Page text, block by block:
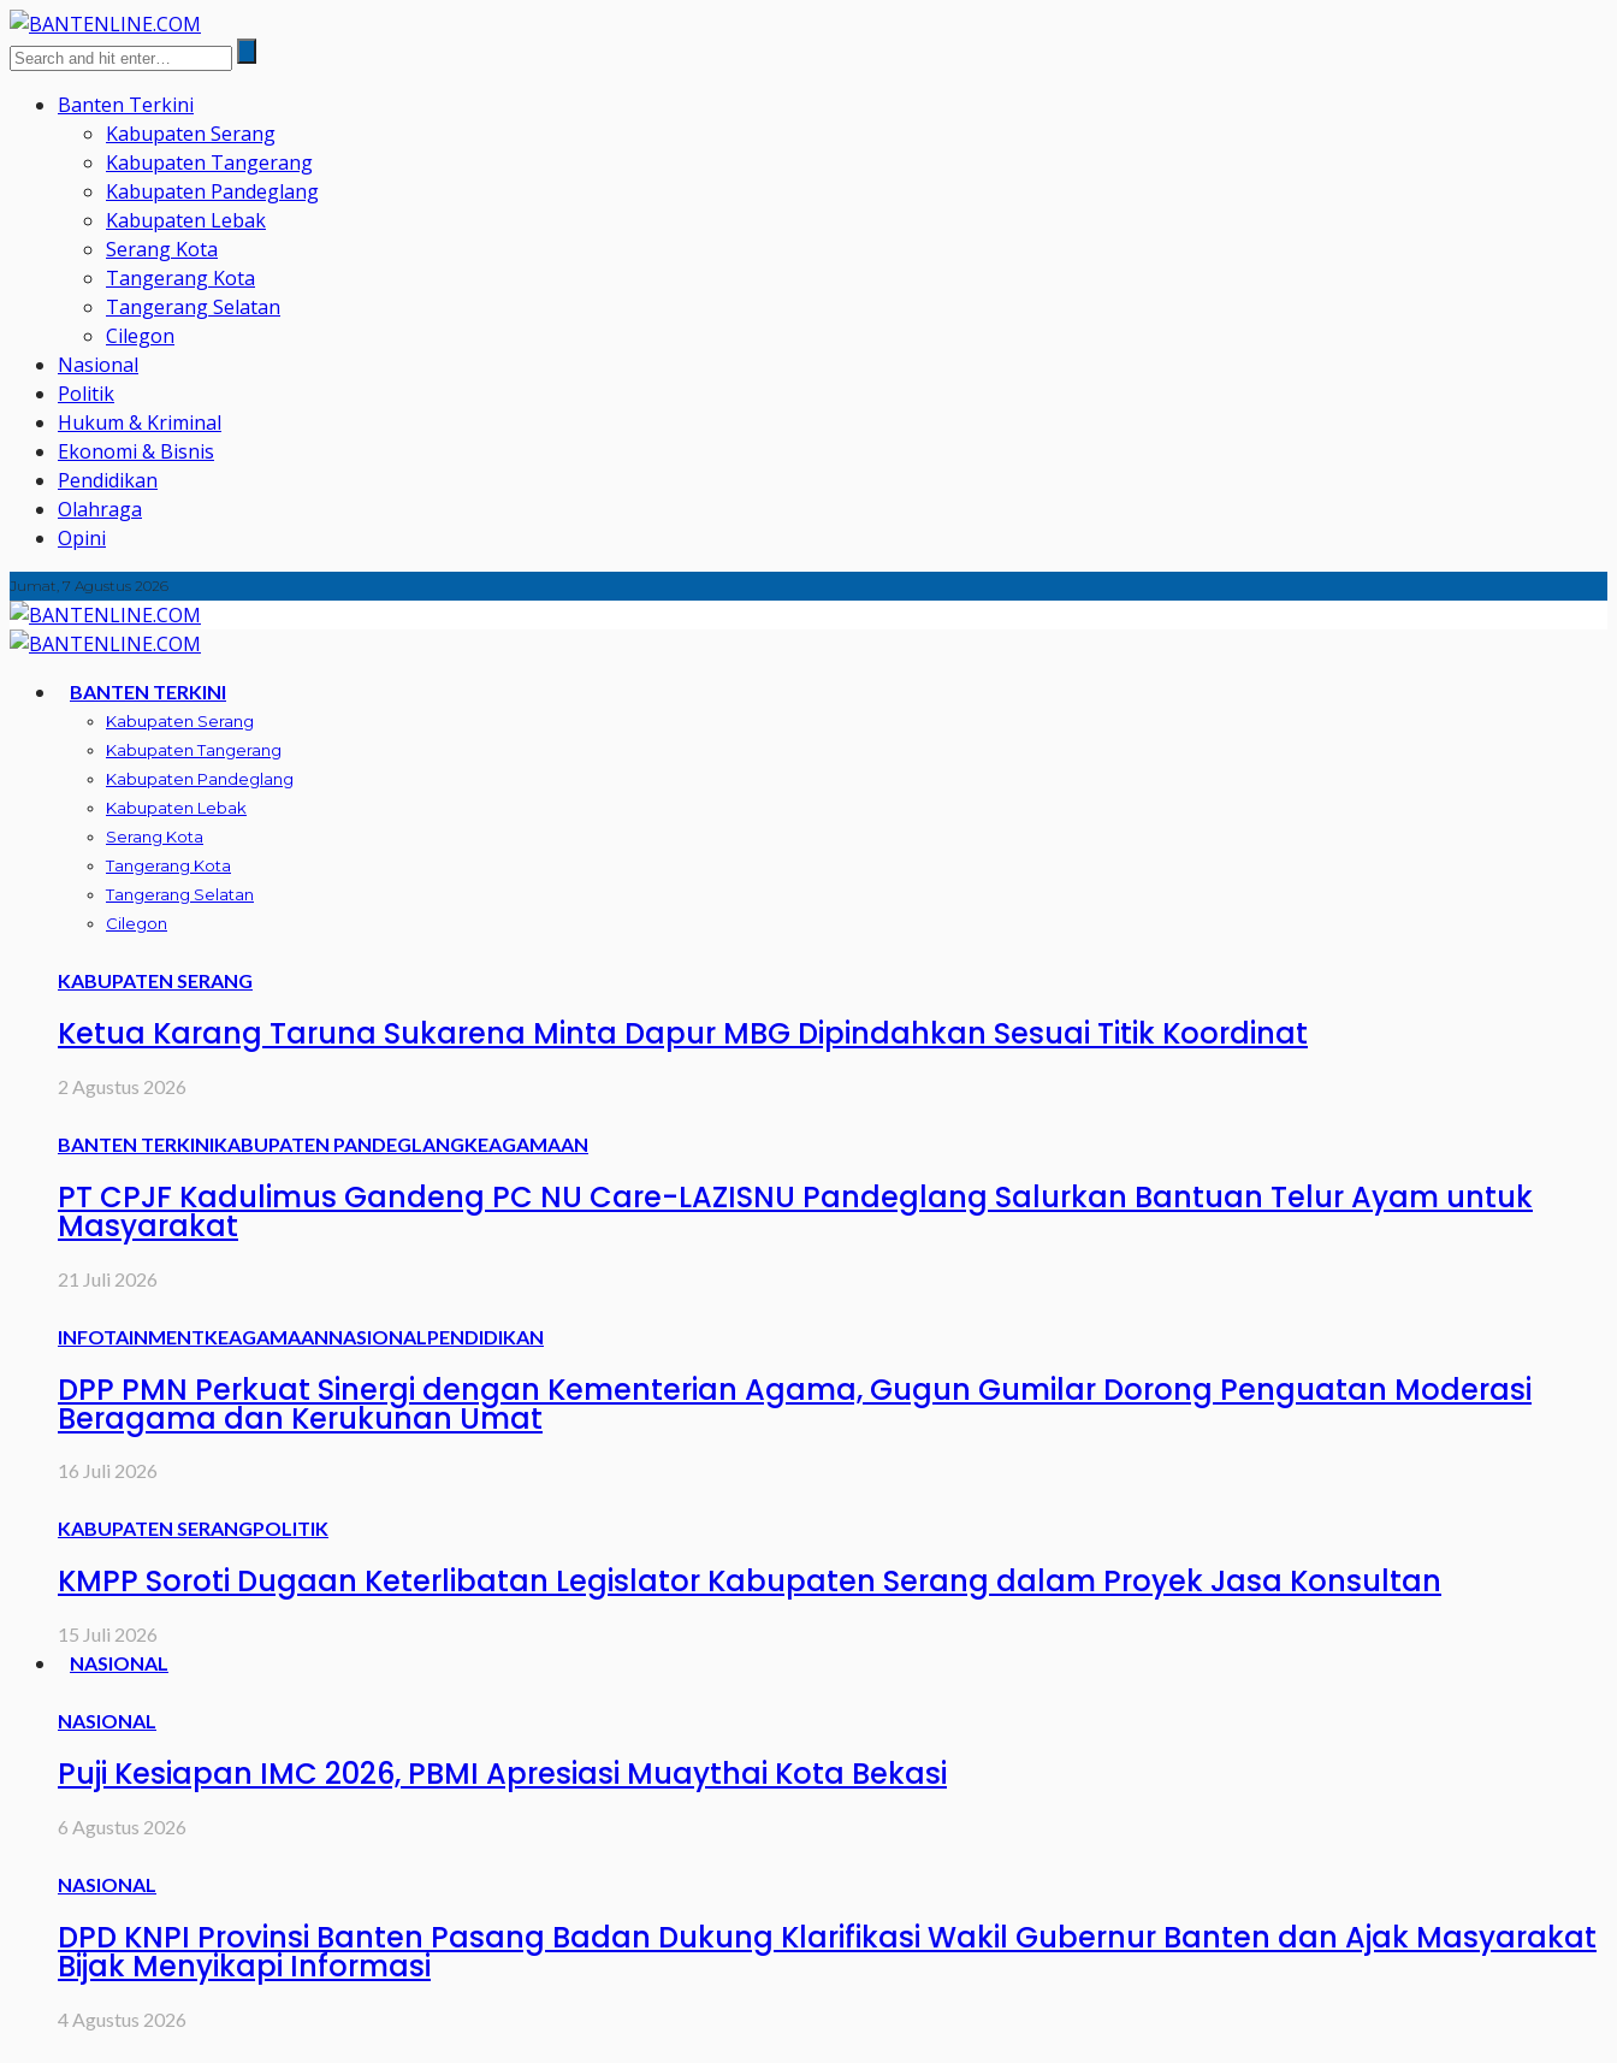
Banten Terkini
Kabupaten Serang
Kabupaten Tangerang
Kabupaten Pandeglang
Kabupaten Lebak
Serang Kota
Tangerang Kota
Tangerang Selatan
Cilegon
Nasional
Politik
Hukum & Kriminal
Ekonomi & Bisnis
Pendidikan
Olahraga
Opini
Jumat, 7 Agustus 2026
BANTEN TERKINI
Kabupaten Serang
Kabupaten Tangerang
Kabupaten Pandeglang
Kabupaten Lebak
Serang Kota
Tangerang Kota
Tangerang Selatan
Cilegon
KABUPATEN SERANG
Ketua Karang Taruna Sukarena Minta Dapur MBG Dipindahkan Sesuai Titik Koordinat
2 Agustus 2026
BANTEN TERKINIKABUPATEN PANDEGLANGKEAGAMAAN
PT CPJF Kadulimus Gandeng PC NU Care-LAZISNU Pandeglang Salurkan Bantuan Telur Ayam untuk
Masyarakat
21 Juli 2026
INFOTAINMENTKEAGAMAANNASIONAL PENDIDIKAN
DPP PMN Perkuat Sinergi dengan Kementerian Agama, Gugun Gumilar Dorong Penguatan Moderasi
Beragama dan Kerukunan Umat
16 Juli 2026
KABUPATEN SERANGPOLITIK
KMPP Soroti Dugaan Keterlibatan Legislator Kabupaten Serang dalam Proyek Jasa Konsultan
15 Juli 2026
NASIONAL
NASIONAL
Puji Kesiapan IMC 2026, PBMI Apresiasi Muaythai Kota Bekasi
6 Agustus 2026
NASIONAL
DPD KNPI Provinsi Banten Pasang Badan Dukung Klarifikasi Wakil Gubernur Banten dan Ajak Masyarakat
Bijak Menyikapi Informasi
4 Agustus 2026